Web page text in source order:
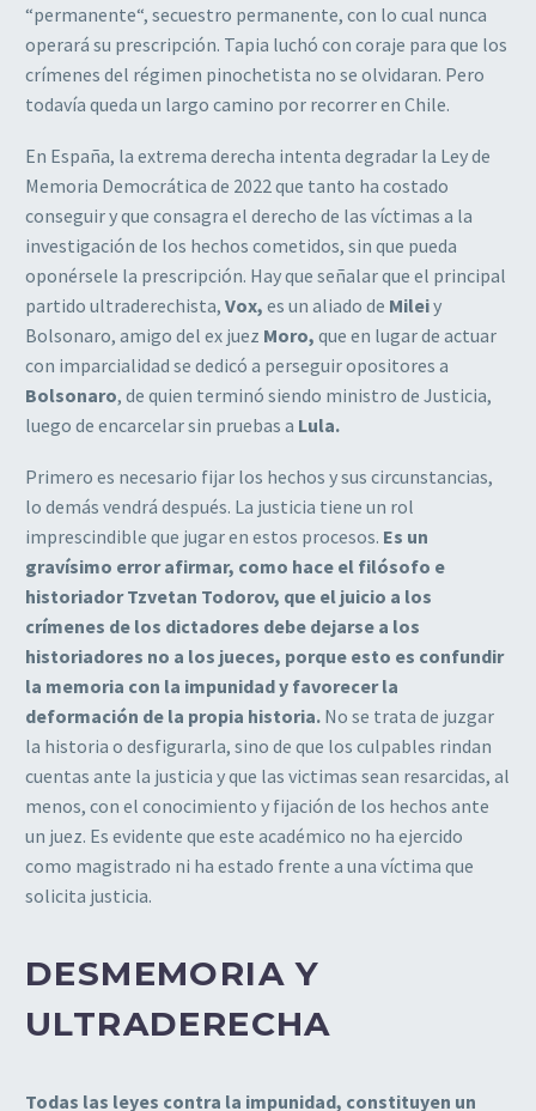
“permanente“, secuestro permanente, con lo cual nunca
operará su prescripción. Tapia luchó con coraje para que los
crímenes del régimen pinochetista no se olvidaran. Pero
todavía queda un largo camino por recorrer en Chile.
En España, la extrema derecha intenta degradar la Ley de
Memoria Democrática de 2022 que tanto ha costado
conseguir y que consagra el derecho de las víctimas a la
investigación de los hechos cometidos, sin que pueda
oponérsele la prescripción. Hay que señalar que el principal
partido ultraderechista, Vox, es un aliado de Mileiy
Bolsonaro, amigo del ex juez Moro, que en lugar de actuar
con imparcialidad se dedicó a perseguir opositores a
Bolsonaro, de quien terminó siendo ministro de Justicia,
luego de encarcelar sin pruebas a Lula.
Primero es necesario fijar los hechos y sus circunstancias,
lo demás vendrá después. La justicia tiene un rol
imprescindible que jugar en estos procesos. Es un
gravísimo error afirmar, como hace el filósofo e
historiador Tzvetan Todorov, que el juicio a los
crímenes de los dictadores debe dejarse a los
historiadores no a los jueces, porque esto es confundir
la memoria con la impunidad y favorecer la
deformación de la propia historia. No se trata de juzgar
la historia o desfigurarla, sino de que los culpables rindan
cuentas ante la justicia y que las victimas sean resarcidas, al
menos, con el conocimiento y fijación de los hechos ante
un juez. Es evidente que este académico no ha ejercido
como magistrado ni ha estado frente a una víctima que
solicita justicia.
DESMEMORIA Y
ULTRADERECHA
Todas las leyes contra la impunidad, constituyen un